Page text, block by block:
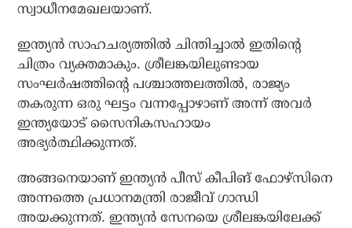
സ്വാധീനമേഖലയാണ്.
ഇന്ത്യന്‍ സാഹചര്യത്തില്‍ ചിന്തിച്ചാല്‍ ഇതിന്റെ
ചിത്രം വ്യക്തമാകും. ശ്രീലങ്കയിലുണ്ടായ
സംഘര്‍ഷത്തിന്റെ പശ്ചാത്തലത്തില്‍, രാജ്യം
തകരുന്ന ഒരു ഘട്ടം വന്നപ്പോഴാണ് അന്ന് അവര്‍
ഇന്ത്യയോട് സൈനികസഹായം
അഭ്യര്‍ത്ഥിക്കുന്നത്.
അങ്ങനെയാണ് ഇന്ത്യന്‍ പീസ് കീപിങ് ഫോഴ്‌സിനെ
അന്നത്തെ പ്രധാനമന്ത്രി രാജീവ് ഗാന്ധി
അയക്കുന്നത്. ഇന്ത്യന്‍ സേനയെ ശ്രീലങ്കയിലേക്ക്